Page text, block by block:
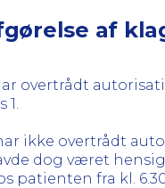
af
overtrådt
1.
ikke overtrådt
dog været
patienten fra kl.